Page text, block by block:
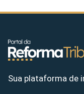
Sua plataforma de